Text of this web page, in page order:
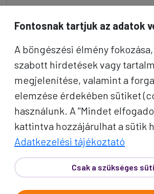
NAP
Fontosnak tartjuk az adatok
A böngészési élmény
szabott hirdetések vagy
megjelenítése, valamint a
elemzése érdekében sütiket
használunk. A "Mindet
kattintva hozzájárulhat a sütik
Adatkezelési tájékoztató
Csak a szükséges